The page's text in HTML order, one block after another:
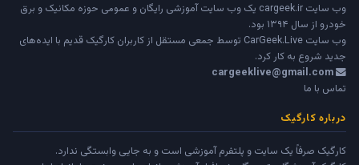
وب سایت cargeek.ir یک وب سایت آموزشی رایگان و عمومی حوزه مکانیک و برق
خودرو از سال ۱۳۹۴ بود.
وب سایت CarGeek.Live توسط جمعی مستقل از کاربران کارگیک قدیم با ایده‌های
جدید شروع به کار کرد.
cargeeklive@gmail.com
تماس با ما
درباره کارگیک
کارگیک صرفاً یک سایت و پلتفرم آموزشی است و به جایی وابستگی ندارد.